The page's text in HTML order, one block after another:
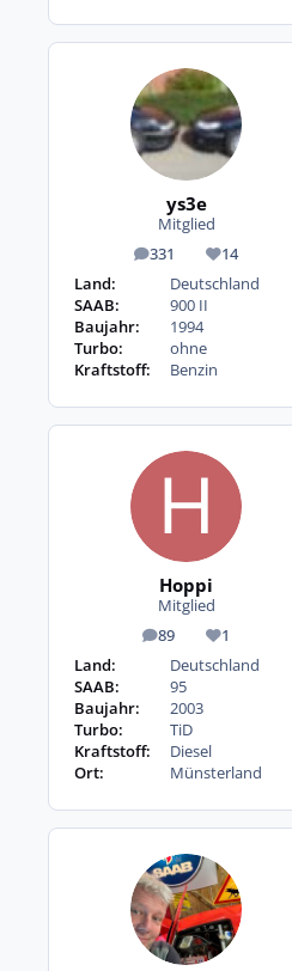
ys3e
Mitglied
331
Beiträge 14
Reputation
Land:
Deutschland
SAAB:
900 II
Baujahr:
1994
Turbo:
ohne
Kraftstoff:
Benzin
Hoppi
Mitglied
89
Beiträge 1
Reputation
Land:
Deutschland
SAAB:
95
Baujahr:
2003
Turbo:
TiD
Kraftstoff:
Diesel
Ort:
Münsterland